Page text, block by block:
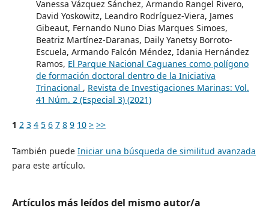
Vanessa Vázquez Sánchez, Armando Rangel Rivero,
David Yoskowitz, Leandro Rodríguez-Viera, James
Gibeaut, Fernando Nuno Dias Marques Simoes,
Beatriz Martínez-Daranas, Daily Yanetsy Borroto-
Escuela, Armando Falcón Méndez, Idania Hernández
Ramos, El Parque Nacional Caguanes como polígono
de formación doctoral dentro de la Iniciativa
Trinacional , Revista de Investigaciones Marinas: Vol.
41 Núm. 2 (Especial 3) (2021)
1 2 3 4 5 6 7 8 9 10 > >>
También puede Iniciar una búsqueda de similitud avanzada
para este artículo.
Artículos más leídos del mismo autor/a